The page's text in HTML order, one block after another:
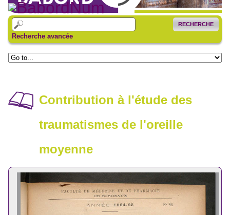
RECHERCHE
Recherche avancée
Contribution à l'étude des
traumatismes de l'oreille
moyenne